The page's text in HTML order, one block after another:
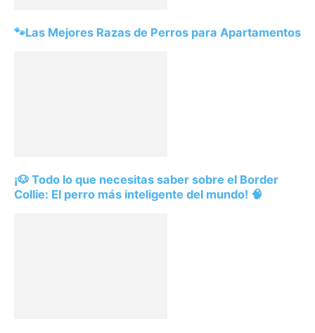
🐾Las Mejores Razas de Perros para Apartamentos
¡🐶 Todo lo que necesitas saber sobre el Border
Collie: El perro más inteligente del mundo! 🧠